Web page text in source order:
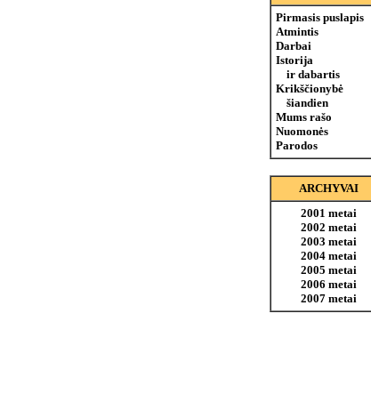
Pirmasis puslapis
Atmintis
Darbai
Istorija
ir dabartis
Krikščionybė
šiandien
Mums rašo
Nuomonės
Parodos
ARCHYVAI
2001 metai
2002 metai
2003 metai
2004 metai
2005 metai
2006 metai
2007 metai